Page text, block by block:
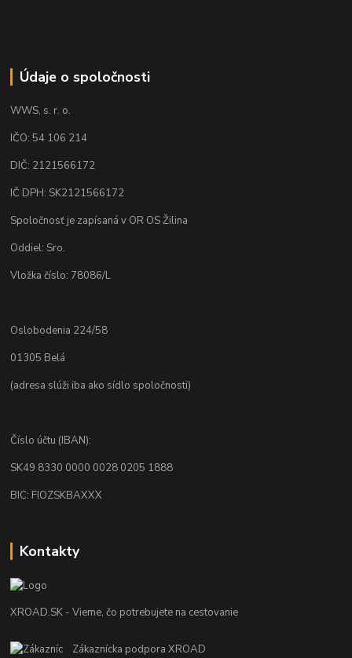
Údaje o spoločnosti
WWS, s. r. o.
IČO: 54 106 214
DIČ: 2121566172
IČ DPH: SK2121566172
Spoločnosť je zapísaná v OR OS Žilina
Oddiel: Sro.
Vložka číslo: 78086/L
Oslobodenia 224/58
01305 Belá
(adresa slúži iba ako sídlo spoločnosti)
Číslo účtu (IBAN):
SK49 8330 0000 0028 0205 1888
BIC: FIOZSKBAXXX
Kontakty
XROAD.SK - Vieme, čo potrebujete na cestovanie
Zákaznícka podpora XROAD